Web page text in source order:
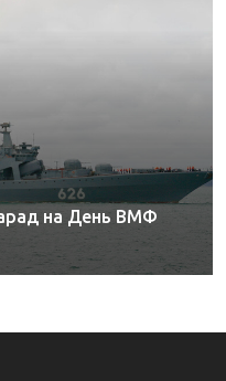
на День ВМФ